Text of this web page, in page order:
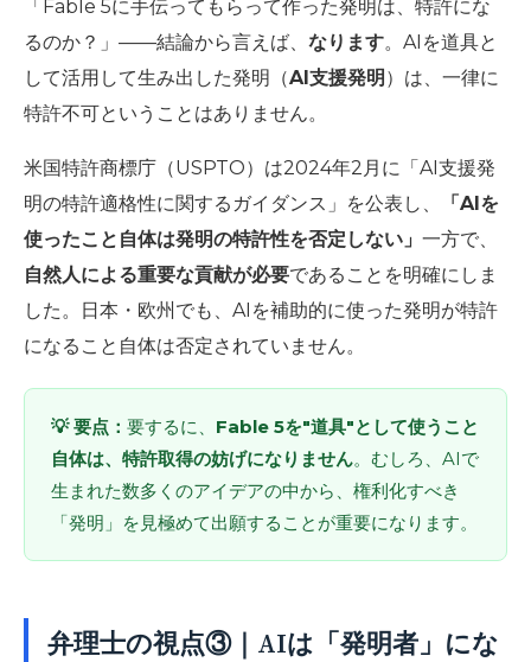
「Fable 5に手伝ってもらって作った発明は、特許にな
るのか？」――結論から言えば、 なります。AIを道具と
して活用して生み出した発明（AI支援発明 ）は、一律に
特許不可ということはありません。
米国特許商標庁（USPTO）は2024年2月に「AI支援発
明の特許適格性に関するガイダンス」を公表し、
「AIを
使ったこと自体は発明の特許性を否定しない」 一方で、
自然人による重要な貢献が必要であることを明確にしま
した。日本・欧州でも、AIを補助的に使った発明が特許
になること自体は否定されていません。
💡 要点： 要するに、 Fable 5を"道具"として使うこと
自体は、特許取得の妨げになりません。むしろ、AIで
生まれた数多くのアイデアの中から、権利化すべき
「発明」を見極めて出願することが重要になります。
弁理士の視点③｜AIは「発明者」にな